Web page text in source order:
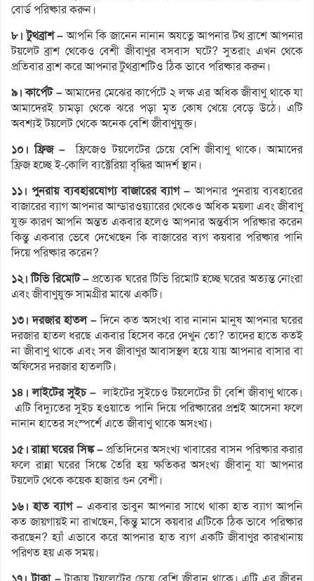
বোর্ড পরিষ্কার করুন।
৮। টুথব্রাশ –আপনি কি জানেন নানান অযত্নে আপনার টথ ব্রাশে আপনার
টয়লেট ব্রাশ থেকেও বেশী জীবাণুর বসবাস ঘটে? সুতরাং এখন থেকে
প্রতিবার ব্রাশ করে আপনার টুথব্রাশটিও ঠিক ভাবে পরিষ্কার করুন।
৯। কার্পেট –আমাদের মেঝের কার্পেটে ২ লক্ষ এর অধিক জীবাণু থাকে যা
আমাদেরই চামড়া থেকে ঝরে পড়া মৃত কোষ খেয়ে বেড়ে উঠে। এটি
অবশ্যই টয়লেট থেকে অনেক বেশি জীবাণুযুক্ত।
১০। ফ্রিজ –ফ্রিজেও টয়লেটের চেয়ে বেশি জীবাণু থাকে। আমাদের
ফ্রিজ হচ্ছে ই-কোলি ব্যক্টেরিয়া বৃদ্ধির আদর্শ স্থান।
১১। পুনরায় ব্যবহারযোগ্য বাজারের ব্যাগ – আপনার পুনরায় ব্যবহারের
বাজারের ব্যাগ আপনার আন্ডারওয়্যারের থেকেও অধিক ময়লা এবং জীবাণু
যুক্ত কারণ আপনি অন্তত একবার হলেও আপনার অন্তর্বাস পরিষ্কার করেন
কিন্তু একবার ভেবে দেখেছেন কি বাজারের ব্যগ কয়বার পরিষ্কার পানি
দিয়ে পরিষ্কার করেন?
১২। টিভি রিমোট –প্রত্যেক ঘরের টিভি রিমোট হচ্ছে ঘরের অত্যন্ত নোংরা
এবং জীবাণুযুক্ত সামগ্রীর মাঝে একটি।
১৩। দরজার হাতল –দিনে কত অসংখ্য বার নানান মানুষ আপনার ঘরের
দরজার হাতল ধরছে একবার হিসেব করে দেখুন তো? তাদের হাতে কতই
না জীবাণু থাকে এবং সব জীবাণুর আবাসস্থল হয়ে যায় আপনার বাসার বা
অফিসের দরজার হাতলটি।
১৪। লাইটের সুইচ –লাইটের সুইচেও টয়লেটের চী বেশি জীবাণু থাকে।
এটি বিদ্যুতের সুইচ হওয়াতে পানি দিয়ে পরিষ্কারের প্রশ্নই আসেনা ফলে
নানান হাতের সংস্পর্শে এতে জীবাণু থাকে অসংখ্য।
১৫। রান্না ঘরের সিঙ্ক –প্রতিদিনের অসংখ্য খাবারের বাসন পরিষ্কার করার
ফলে রান্না ঘরের সিঙ্কে তৈরি হয় ক্ষতিকর অসংখ্য জীবানু যা আপনার
টয়লেট থেকে কয়েক হাজার গুন বেশী।
১৬। হাত ব্যাগ – একবার ভাবুন আপনার সাথে থাকা হাত ব্যাগ আপনি
কত জায়গায়ই না রাখছেন, কিন্তু মাসে কয়বার এটিকে ঠিক ভাবে পরিষ্কার
করছেন? হ্যাঁ এভাবে করে আপনার হাত ব্যগ একটি জীবাণুর কারখানায়
পরিণত হয় এক সময়।